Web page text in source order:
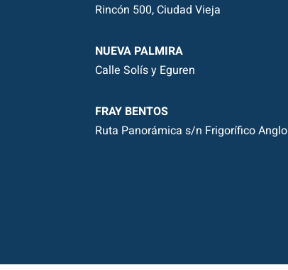
Rincón 500, Ciudad Vieja
NUEVA PALMIRA
Calle Solís y Eguren
FRAY BENTOS
Ruta Panorámica s/n Frigorífico Anglo